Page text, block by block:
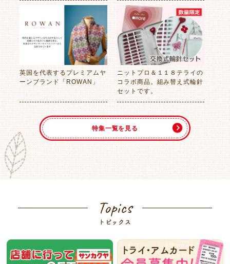
英国を代表するプレミアムヤ
ーンブランド「ROWAN」
ニットプロ＆１１８テライの
コラボ商品。組み替え式輪針
セットです。
特集一覧を見る
Topics
トピックス